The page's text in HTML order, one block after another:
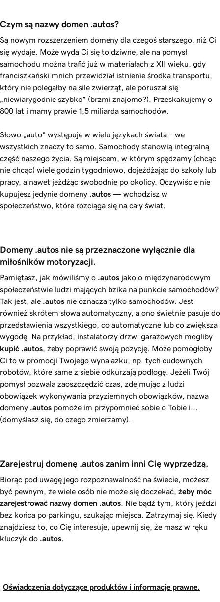
Czym są nazwy domen .autos?
Są nowym rozszerzeniem domeny dla czegoś starszego, niż Ci
się wydaje. Może wyda Ci się to dziwne, ale na pomysł
samochodu można trafić już w materiałach z XII wieku, gdy
franciszkański mnich przewidział istnienie środka transportu,
który nie polegałby na sile zwierząt, ale poruszał się
„niewiarygodnie szybko” (brzmi znajomo?). Przeskakujemy o
800 lat i mamy prawie 1,5 miliarda samochodów.
Słowo „auto” występuje w wielu językach świata – we
wszystkich znaczy to samo. Samochody stanowią integralną
część naszego życia. Są miejscem, w którym spędzamy (chcąc
nie chcąc) wiele godzin tygodniowo, dojeżdżając do szkoły lub
pracy, a nawet jeżdżąc swobodnie po okolicy. Oczywiście nie
kupujesz jedynie domeny .autos — wchodzisz w
społeczeństwo, które rozciąga się na cały świat.
Domeny .autos nie są przeznaczone wyłącznie dla
miłośników motoryzacji.
Pamiętasz, jak mówiliśmy o .autos jako o międzynarodowym
społeczeństwie ludzi mających bzika na punkcie samochodów?
Tak jest, ale .autos nie oznacza tylko samochodów. Jest
również skrótem słowa automatyczny, a ono świetnie pasuje do
przedstawienia wszystkiego, co automatyczne lub co zwiększa
wygodę. Na przykład, instalatorzy drzwi garażowych mogliby
kupić .autos , żeby poprawić swoją pozycję. Może pomogłoby
Ci to w promocji Twojego wynalazku, np. tych cudownych
robotów, które same z siebie odkurzają podłogę. Jeżeli Twój
pomysł pozwala zaoszczędzić czas, zdejmując z ludzi
obowiązek wykonywania przyziemnych obowiązków, nazwa
domeny .autos pomoże im przypomnieć sobie o Tobie i...
(domyślasz się, do czego zmierzamy).
Zarejestruj domenę .autos zanim inni Cię wyprzedzą.
Biorąc pod uwagę jego rozpoznawalność na świecie, możesz
być pewnym, że wiele osób nie może się doczekać, żeby móc
zarejestrować nazwy domen .autos . Nie bądź tym, który jeździ
bez końca po parkingu, szukając miejsca. Zatrzymaj się. Kiedy
znajdziesz to, co Cię interesuje, upewnij się, że masz w ręku
kluczyk do .autos
Oświadczenia dotyczące produktów i informacje prawne.